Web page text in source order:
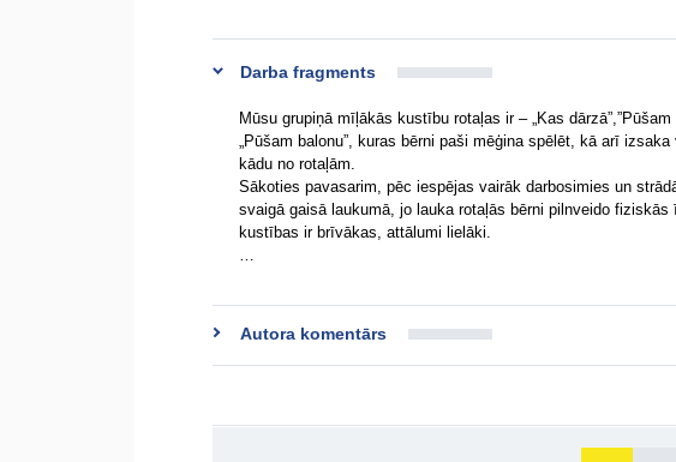
Darba fragments
Mūsu grupiņā mīļākās kustību rotaļas ir – „Kas dārzā”,”Pūšam
„Pūšam balonu”, kuras bērni paši mēģina spēlēt, kā arī
kādu no rotaļām.
Sākoties pavasarim, pēc iespējas vairāk darbosimies un
svaigā gaisā laukumā, jo lauka rotaļās bērni pilnveido
kustības ir brīvākas, attālumi lielāki.
…
Autora komentārs